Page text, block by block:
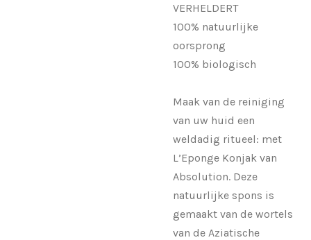
VERHELDERT
100% natuurlijke
oorsprong
100% biologisch
Maak van de reiniging
van uw huid een
weldadig ritueel: met
L’Eponge Konjak van
Absolution. Deze
natuurlijke spons is
gemaakt van de wortels
van de Aziatische